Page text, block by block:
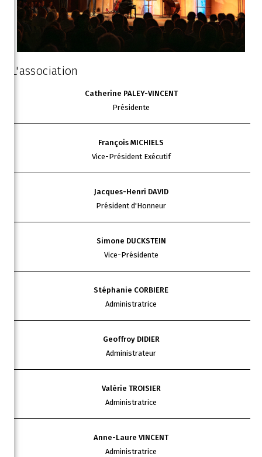
L'association
Catherine PALEY-VINCENT
Présidente
François MICHIELS
Vice-Président Exécutif
Jacques-Henri DAVID
Président d'Honneur
Simone DUCKSTEIN
Vice-Présidente
Stéphanie CORBIERE
Administratrice
Geoffroy DIDIER
Administrateur
Valérie TROISIER
Administratrice
Anne-Laure VINCENT
Administratrice